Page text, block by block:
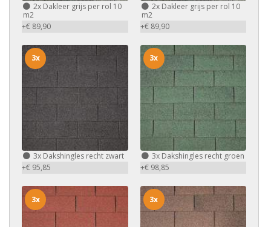
2x Dakleer grijs per rol 10
m2
+€ 89,90
2xDakleer grijs per rol 10
m2
+€ 89,90
3x Dakshingles recht zwart
+€ 95,85
3x
3xDakshingles recht groen
+€ 98,85
3x
3x 3x